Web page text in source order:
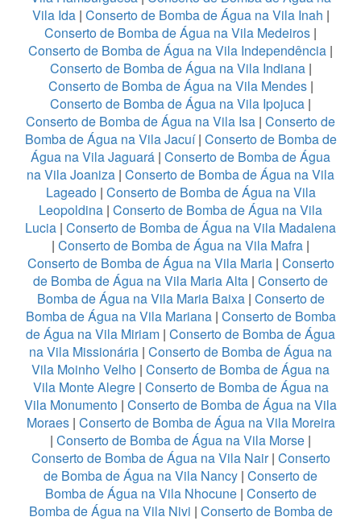
Vila Ida| Conserto de Bomba de Água na Vila Inah |
Conserto de Bomba de Água na Vila Medeiros |
Conserto de Bomba de Água na Vila Independência |
Conserto de Bomba de Água na Vila Indiana|
Conserto de Bomba de Água na Vila Mendes|
Conserto de Bomba de Água na Vila Ipojuca |
Conserto de Bomba de Água na Vila Isa | Conserto de
Bomba de Água na Vila Jacuí| Conserto de Bomba de
Água na Vila Jaguará | Conserto de Bomba de Água
na Vila Joaniza | Conserto de Bomba de Água na Vila
Lageado| Conserto de Bomba de Água na Vila
Leopoldina | Conserto de Bomba de Água na Vila
Lucia | Conserto de Bomba de Água na Vila Madalena
| Conserto de Bomba de Água na Vila Mafra |
Conserto de Bomba de Água na Vila Maria| Conserto
de Bomba de Água na Vila Maria Alta | Conserto de
Bomba de Água na Vila Maria Baixa| Conserto de
Bomba de Água na Vila Mariana| Conserto de Bomba
de Água na Vila Miriam | Conserto de Bomba de Água
na Vila Missionária | Conserto de Bomba de Água na
Vila Moinho Velho | Conserto de Bomba de Água na
Vila Monte Alegre| Conserto de Bomba de Água na
Vila Monumento | Conserto de Bomba de Água na Vila
Moraes| Conserto de Bomba de Água na Vila Moreira
| Conserto de Bomba de Água na Vila Morse |
Conserto de Bomba de Água na Vila Nair| Conserto
de Bomba de Água na Vila Nancy | Conserto de
Bomba de Água na Vila Nhocune| Conserto de
Bomba de Água na Vila Nivi | Conserto de Bomba de